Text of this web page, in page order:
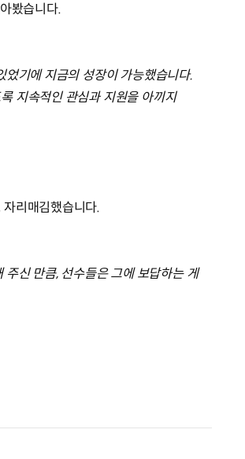
봤습니다.
기에 지금의 성장이 가능했습니다.
지속적인 관심과 지원을 아끼지
리매김했습니다.
신 만큼, 선수들은 그에 보답하는 게